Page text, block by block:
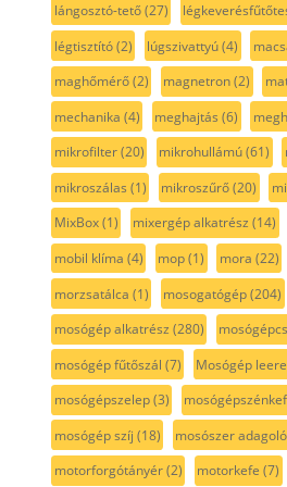
lángosztó-tető(27)
légtisztító(2) lúgszivattyú(4)
maghőmérő(2) magnetron(2)
mechanika (4) meghajtás (6)
mikrofilter(20) mikrohullámú(61)
mikroszálas (1) mikroszűrő(20)
MixBox(1) mixergép alkatrész (14)
mobil klíma (4) mop(1) mora (22)
morzsatálca (1) mosogatógép(204)
mosógép alkatrész (280)
mosógép fűtőszál (7) Mosógép
mosógépszelep(3)
mosógép szíj (18) mosószer adagoló
motorforgótányér(2) motorkefe (7)